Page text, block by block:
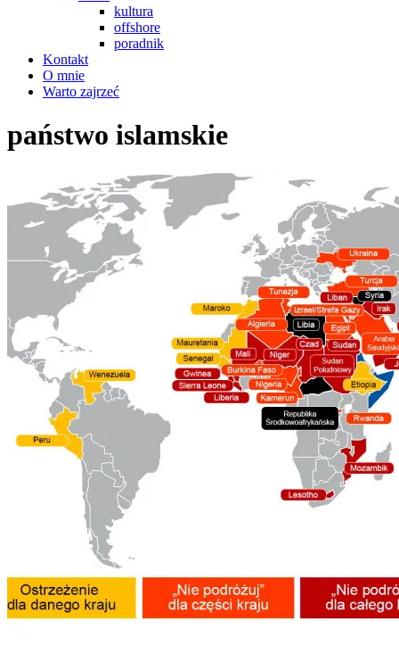
kultura
offshore
poradnik
Kontakt
O mnie
Warto zajrzeć
państwo islamskie